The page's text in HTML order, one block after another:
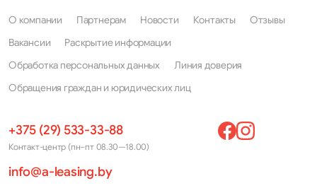
О компании Партнерам Новости Контакты
Отзывы
Вакансии
Раскрытие информации
Обработка персональных данных
Линия доверия
Обращения граждан и юридических лиц
+375 (29) 533-33-88
Контакт-центр (пн–пт 08.30—18.00)
info@a-leasing.by